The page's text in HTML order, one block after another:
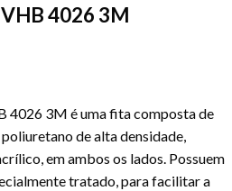
4026 3M
4026 3M é uma fita composta de
de alta densidade,
em ambos os lados. Possuem
tratado, para facilitar a